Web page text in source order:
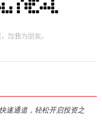
速通道，轻松开启投资之